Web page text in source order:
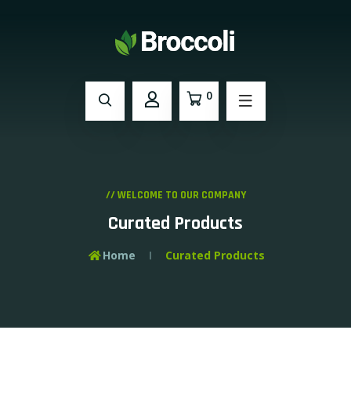
0
// WELCOME TO OUR COMPANY
Curated Products
Home Curated Products